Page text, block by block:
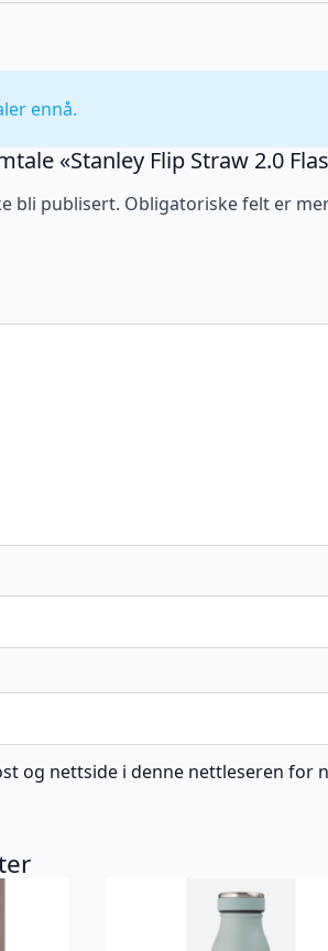
ennå.
«Stanley Flip Straw 2.0
bli publisert. Obligatoriske felt er
og nettside i denne nettleseren for